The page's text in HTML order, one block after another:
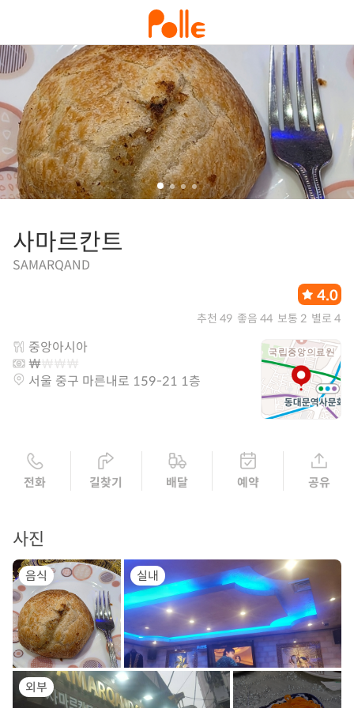
사마르칸트
SAMARQAND
4.0
추천 49 좋음 44 보통 2 별로 4
중앙아시아
서울 중구 마른내로 159-21 1층
전화 길찾기 배달 예약 공유
사진
음식 실내
외부